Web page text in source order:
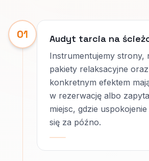
01 Audyt tarcia na
Instrumentujemy strony,
pakiety relaksacyjne
konkretnym efektem
w rezerwację albo
miejsc, gdzie
się za późno.